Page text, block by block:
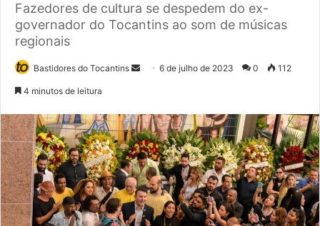
Fazedores de cultura se despedem do ex-
governador do Tocantins ao som de músicas
regionais
Bastidores do Tocantins
d
e
u
m
e
-
m
6 de julho de 2023 0 112
4 minutos de leitura